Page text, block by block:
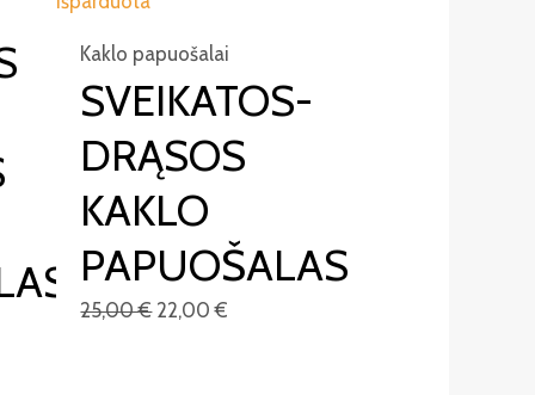
Kaklo papuošalai
SVEIKATOS-
DRĄSOS
KAKLO
PAPUOŠALAS
25,00€ 22,00€